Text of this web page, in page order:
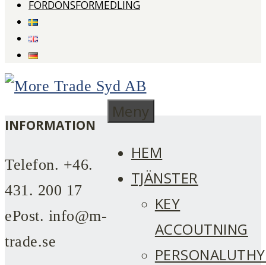
FORDONSFÖRMEDLING
More
Trade
Syd
than
trade!
Meny
HEM
TJÄNSTER
KEY
ACCOUTNING
INFORMATION
Telefon. +46.
431. 200 17
ePost. info@m-
trade.se